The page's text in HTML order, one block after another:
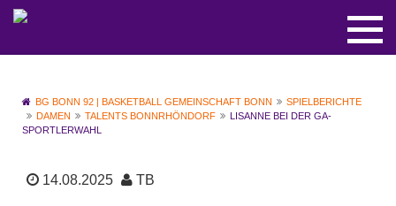
BG BONN 92 | BASKETBALL GEMEINSCHAFT BONN
SPIELBERICHTE
DAMEN
TALENTS BONNRHÖNDORF
LISANNE BEI DER GA-
SPORTLERWAHL
14.08.2025 TB